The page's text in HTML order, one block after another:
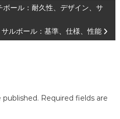
ール：耐久性、デザイン、サ
ルボール：基準、仕様、性能
published. Required fields are